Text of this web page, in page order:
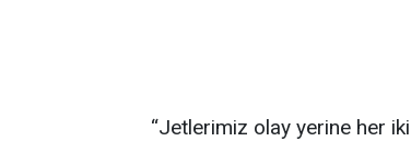
“Jetlerimiz olay yerine her